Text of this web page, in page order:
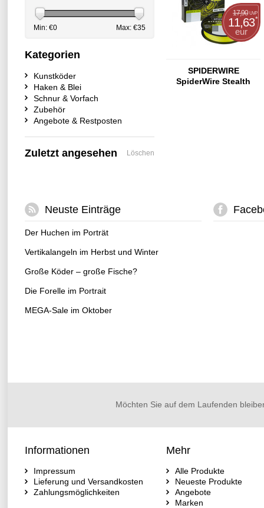
17,90 UVP
11,63*
eur
SPIDERWIRE
SpiderWire Stealth
Min: €0 Max: €35
Kategorien
Kunstköder
Haken & Blei
Schnur & Vorfach
Zubehör
Angebote & Restposten
Zuletzt angesehen Löschen
Neuste Einträge
Der Huchen im Porträt
Vertikalangeln im Herbst und Winter
Große Köder – große Fische?
Die Forelle im Portrait
MEGA-Sale im Oktober
Möchten Sie auf dem Laufenden
Informationen
Impressum
Lieferung und Versandkosten
Zahlungsmöglichkeiten
Mehr
Alle Produkte
Neueste Produkte
Angebote
Marken